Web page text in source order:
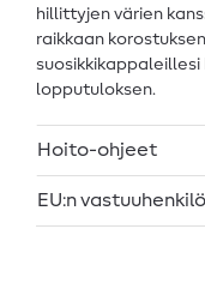
hillittyjen värien
raikkaan
lopputuloksen.
Hoito-ohjeet
EU:n vastuuhenkilö